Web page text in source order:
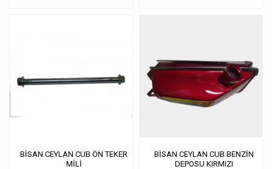
BİSAN CEYLAN CUB ÖN TEKER
MİLİ
BİSAN CEYLAN CUB BENZİN
DEPOSU KIRMIZI